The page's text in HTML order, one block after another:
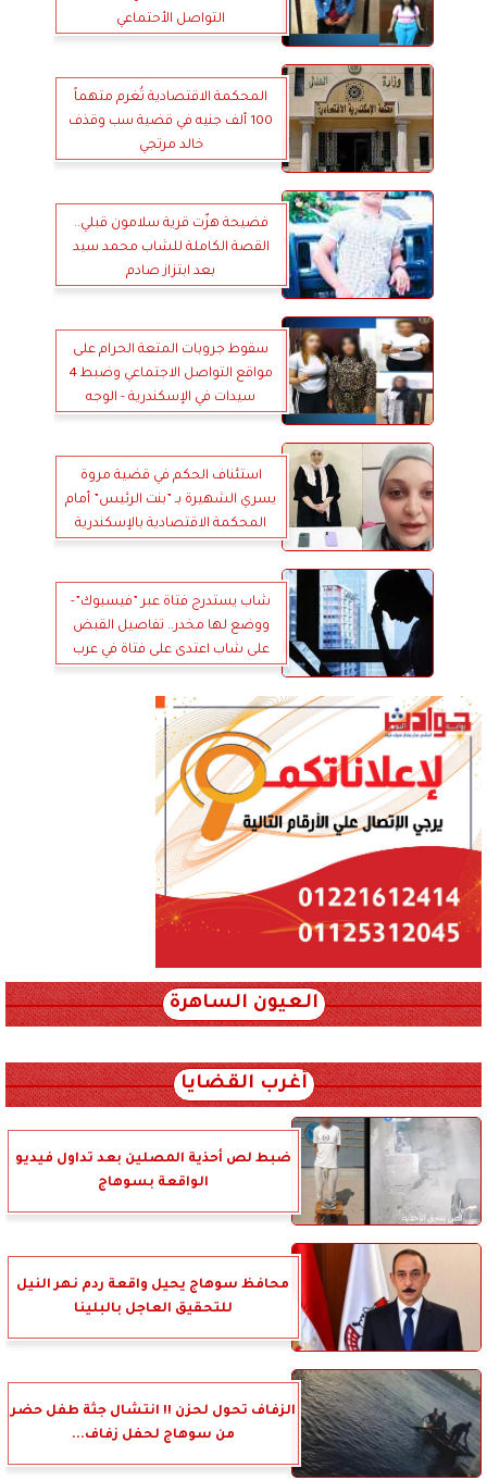
التواصل الأحتماعي
المحكمة الاقتصادية تُغرم متهماً
100 ألف جنيه في قضية سب وقذف
خالد مرتجي
فضيحة هزّت قرية سلامون قبلي..
القصة الكاملة للشاب محمد سيد
بعد ابتزاز صادم
سقوط جروبات المتعة الحرام على
مواقع التواصل الاجتماعي وضبط 4
سيدات في الإسكندرية - الوجه
استئناف الحكم في قضية مروة
يسري الشهيرة بـ ”بنت الرئيس” أمام
المحكمة الاقتصادية بالإسكندرية
شاب يستدرج فتاة عبر ”فيسبوك”-
ووضع لها مخدر.. تفاصيل القبض
على شاب اعتدى على فتاة في عرب
العيون الساهرة
أغرب القضايا
ضبط لص أحذية المصلين بعد تداول فيديو
الواقعة بسوهاج
محافظ سوهاج يحيل واقعة ردم نهر النيل
للتحقيق العاجل بالبلينا
الزفاف تحول لحزن !! انتشال جثة طفل حضر
من سوهاج لحفل زفاف...